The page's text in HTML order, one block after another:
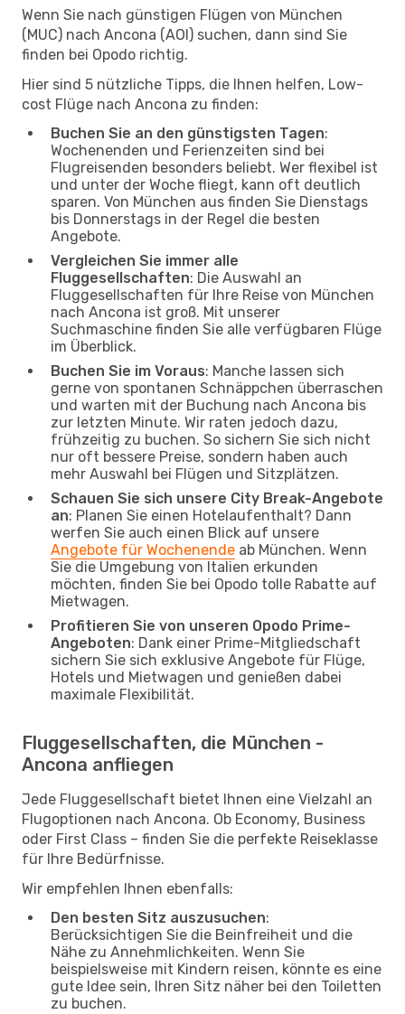
Wenn Sie nach günstigen Flügen von München
(MUC) nach Ancona (AOI) suchen, dann sind Sie
finden bei Opodo richtig.
Hier sind 5 nützliche Tipps, die Ihnen helfen, Low-
cost Flüge nach Ancona zu finden:
Buchen Sie an den günstigsten Tagen:
Wochenenden und Ferienzeiten sind bei
Flugreisenden besonders beliebt. Wer flexibel ist
und unter der Woche fliegt, kann oft deutlich
sparen. Von München aus finden Sie Dienstags
bis Donnerstags in der Regel die besten
Angebote.
Vergleichen Sie immer alle
Fluggesellschaften: Die Auswahl an
Fluggesellschaften für Ihre Reise von München
nach Ancona ist groß. Mit unserer
Suchmaschine finden Sie alle verfügbaren Flüge
im Überblick.
Buchen Sie im Voraus: Manche lassen sich
gerne von spontanen Schnäppchen überraschen
und warten mit der Buchung nach Ancona bis
zur letzten Minute. Wir raten jedoch dazu,
frühzeitig zu buchen. So sichern Sie sich nicht
nur oft bessere Preise, sondern haben auch
mehr Auswahl bei Flügen und Sitzplätzen.
Schauen Sie sich unsere City Break-Angebote
an: Planen Sie einen Hotelaufenthalt? Dann
werfen Sie auch einen Blick auf unsere
Angebote für Wochenende ab München. Wenn
Sie die Umgebung von Italien erkunden
möchten, finden Sie bei Opodo tolle Rabatte auf
Mietwagen.
Profitieren Sie von unseren Opodo Prime-
Angeboten: Dank einer Prime-Mitgliedschaft
sichern Sie sich exklusive Angebote für Flüge,
Hotels und Mietwagen und genießen dabei
maximale Flexibilität.
Fluggesellschaften, die München -
Ancona anfliegen
Jede Fluggesellschaft bietet Ihnen eine Vielzahl an
Flugoptionen nach Ancona. Ob Economy, Business
oder First Class – finden Sie die perfekte Reiseklasse
für Ihre Bedürfnisse.
Wir empfehlen Ihnen ebenfalls:
Den besten Sitz auszusuchen:
Berücksichtigen Sie die Beinfreiheit und die
Nähe zu Annehmlichkeiten. Wenn Sie
beispielsweise mit Kindern reisen, könnte es eine
gute Idee sein, Ihren Sitz näher bei den Toiletten
zu buchen.